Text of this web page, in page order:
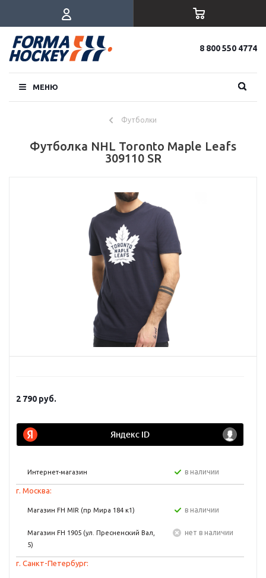
8 800 550 4774
МЕНЮ
Футболки
Футболка NHL Toronto Maple Leafs
309110 SR
2 790 руб.
Интернет-магазин в наличии
г. Москва:
Магазин FH MIR (пр Мира 184 к1) в наличии
Магазин FH 1905 (ул. Пресненский Вал,
5)
Нет в наличии
г. Санкт-Петербург: